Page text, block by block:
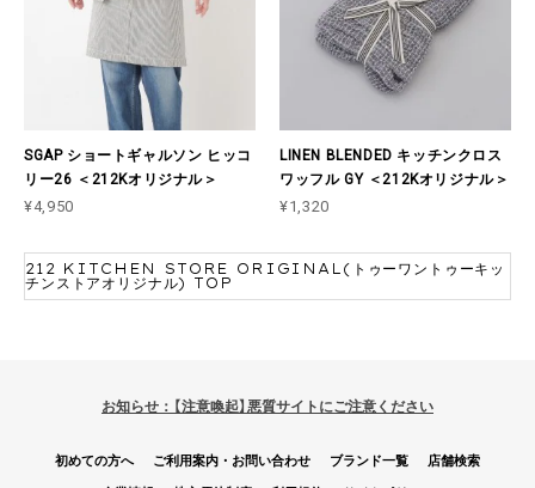
SGAP ショートギャルソン ヒッコ
リー26 ＜212Kオリジナル＞
¥4,950
LINEN BLENDED キッチンクロス
ワッフル GY ＜212Kオリジナル＞
¥1,320
212 KITCHEN STORE ORIGINAL(トゥーワントゥーキッ
チンストアオリジナル) TOP
お知らせ：【注意喚起】悪質サイトにご注意ください
初めての方へ ご利用案内・お問い合わせ ブランド一覧
店舗検索